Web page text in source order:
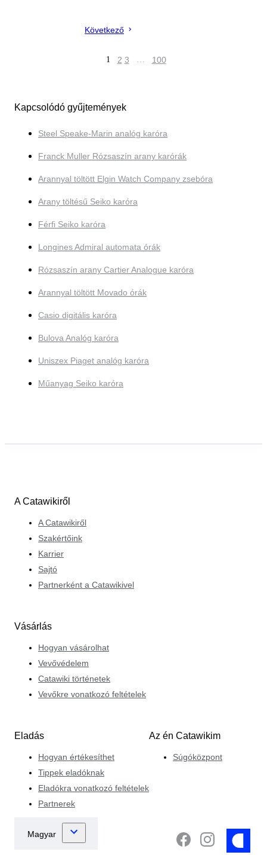
Következő
1 2 3 … 100
Kapcsolódó gyűjtemények
Steel Speake-Marin analóg karóra
Franck Muller Rózsaszín arany karórák
Arannyal töltött Elgin Watch Company zsebóra
Arany töltésű Seiko karóra
Férfi Seiko karóra
Longines Admiral automata órák
Rózsaszín arany Cartier Analogue karóra
Arannyal töltött Movado órák
Casio digitális karóra
Bulova Analóg karóra
Uniszex Piaget analóg karóra
Műanyag Seiko karóra
A Catawikiről
A Catawikiről
Szakértőink
Karrier
Sajtó
Partnerként a Catawikivel
Vásárlás
Hogyan vásárolhat
Vevővédelem
Catawiki történetek
Vevőkre vonatkozó feltételek
Eladás
Hogyan értékesíthet
Tippek eladóknak
Eladókra vonatkozó feltételek
Partnerek
Az én Catawikim
Súgóközpont